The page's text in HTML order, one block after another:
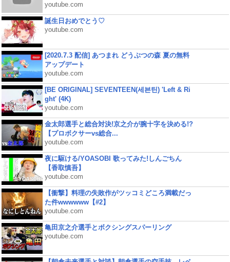
youtube.com
誕生日おめでとう♡
youtube.com
[2020.7.3 配信] あつまれ どうぶつの森 夏の無料
アップデート
youtube.com
[BE ORIGINAL] SEVENTEEN(세븐틴) 'Left & Ri
ght' (4K)
youtube.com
金太郎選手と総合対決!京之介が腕十字を決める!?
【プロボクサーvs総合...
youtube.com
夜に駆ける/YOASOBI 歌ってみた!しんごちん
【香取慎吾】
youtube.com
【衝撃】料理の失敗作がツッコミどころ満載だっ
た件wwwwww【#2】
youtube.com
亀田京之介選手とボクシングスパーリング
youtube.com